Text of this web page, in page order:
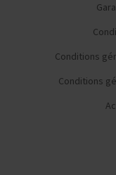
Conditions
Conditions